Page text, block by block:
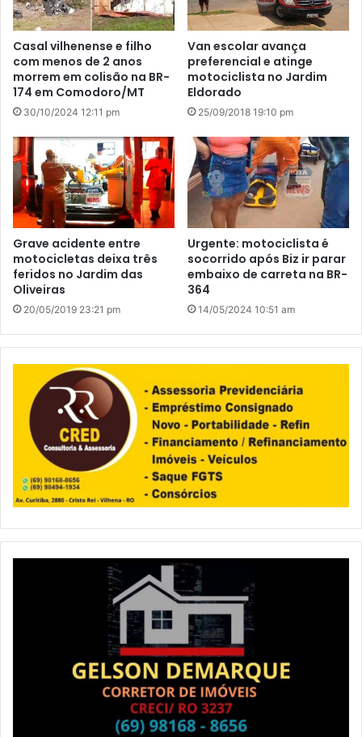
Casal vilhenense e filho
com menos de 2 anos
morrem em colisão na BR-
174 em Comodoro/MT
30/10/2024 12:11 pm
Van escolar avança
preferencial e atinge
motociclista no Jardim
Eldorado
25/09/2018 19:10 pm
Grave acidente entre
motocicletas deixa três
feridos no Jardim das
Oliveiras
20/05/2019 23:21 pm
Urgente: motociclista é
socorrido após Biz ir parar
embaixo de carreta na BR-
364
14/05/2024 10:51 am